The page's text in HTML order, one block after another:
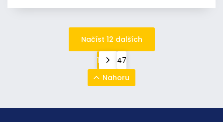
Načíst 12 dalších
1
47
Nahoru